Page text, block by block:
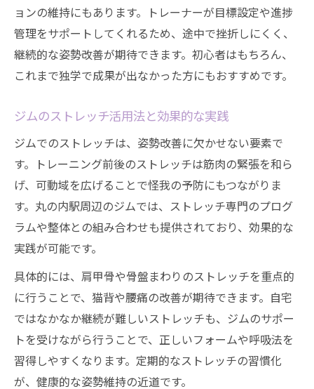
ョンの維持にもあります。トレーナーが目標設定や進捗
管理をサポートしてくれるため、途中で挫折しにくく、
継続的な姿勢改善が期待できます。初心者はもちろん、
これまで独学で成果が出なかった方にもおすすめです。
ジムのストレッチ活用法と効果的な実践
ジムでのストレッチは、姿勢改善に欠かせない要素で
す。トレーニング前後のストレッチは筋肉の緊張を和ら
げ、可動域を広げることで怪我の予防にもつながりま
す。丸の内駅周辺のジムでは、ストレッチ専門のプログ
ラムや整体との組み合わせも提供されており、効果的な
実践が可能です。
具体的には、肩甲骨や骨盤まわりのストレッチを重点的
に行うことで、猫背や腰痛の改善が期待できます。自宅
ではなかなか継続が難しいストレッチも、ジムのサポー
トを受けながら行うことで、正しいフォームや呼吸法を
習得しやすくなります。定期的なストレッチの習慣化
が、健康的な姿勢維持の近道です。